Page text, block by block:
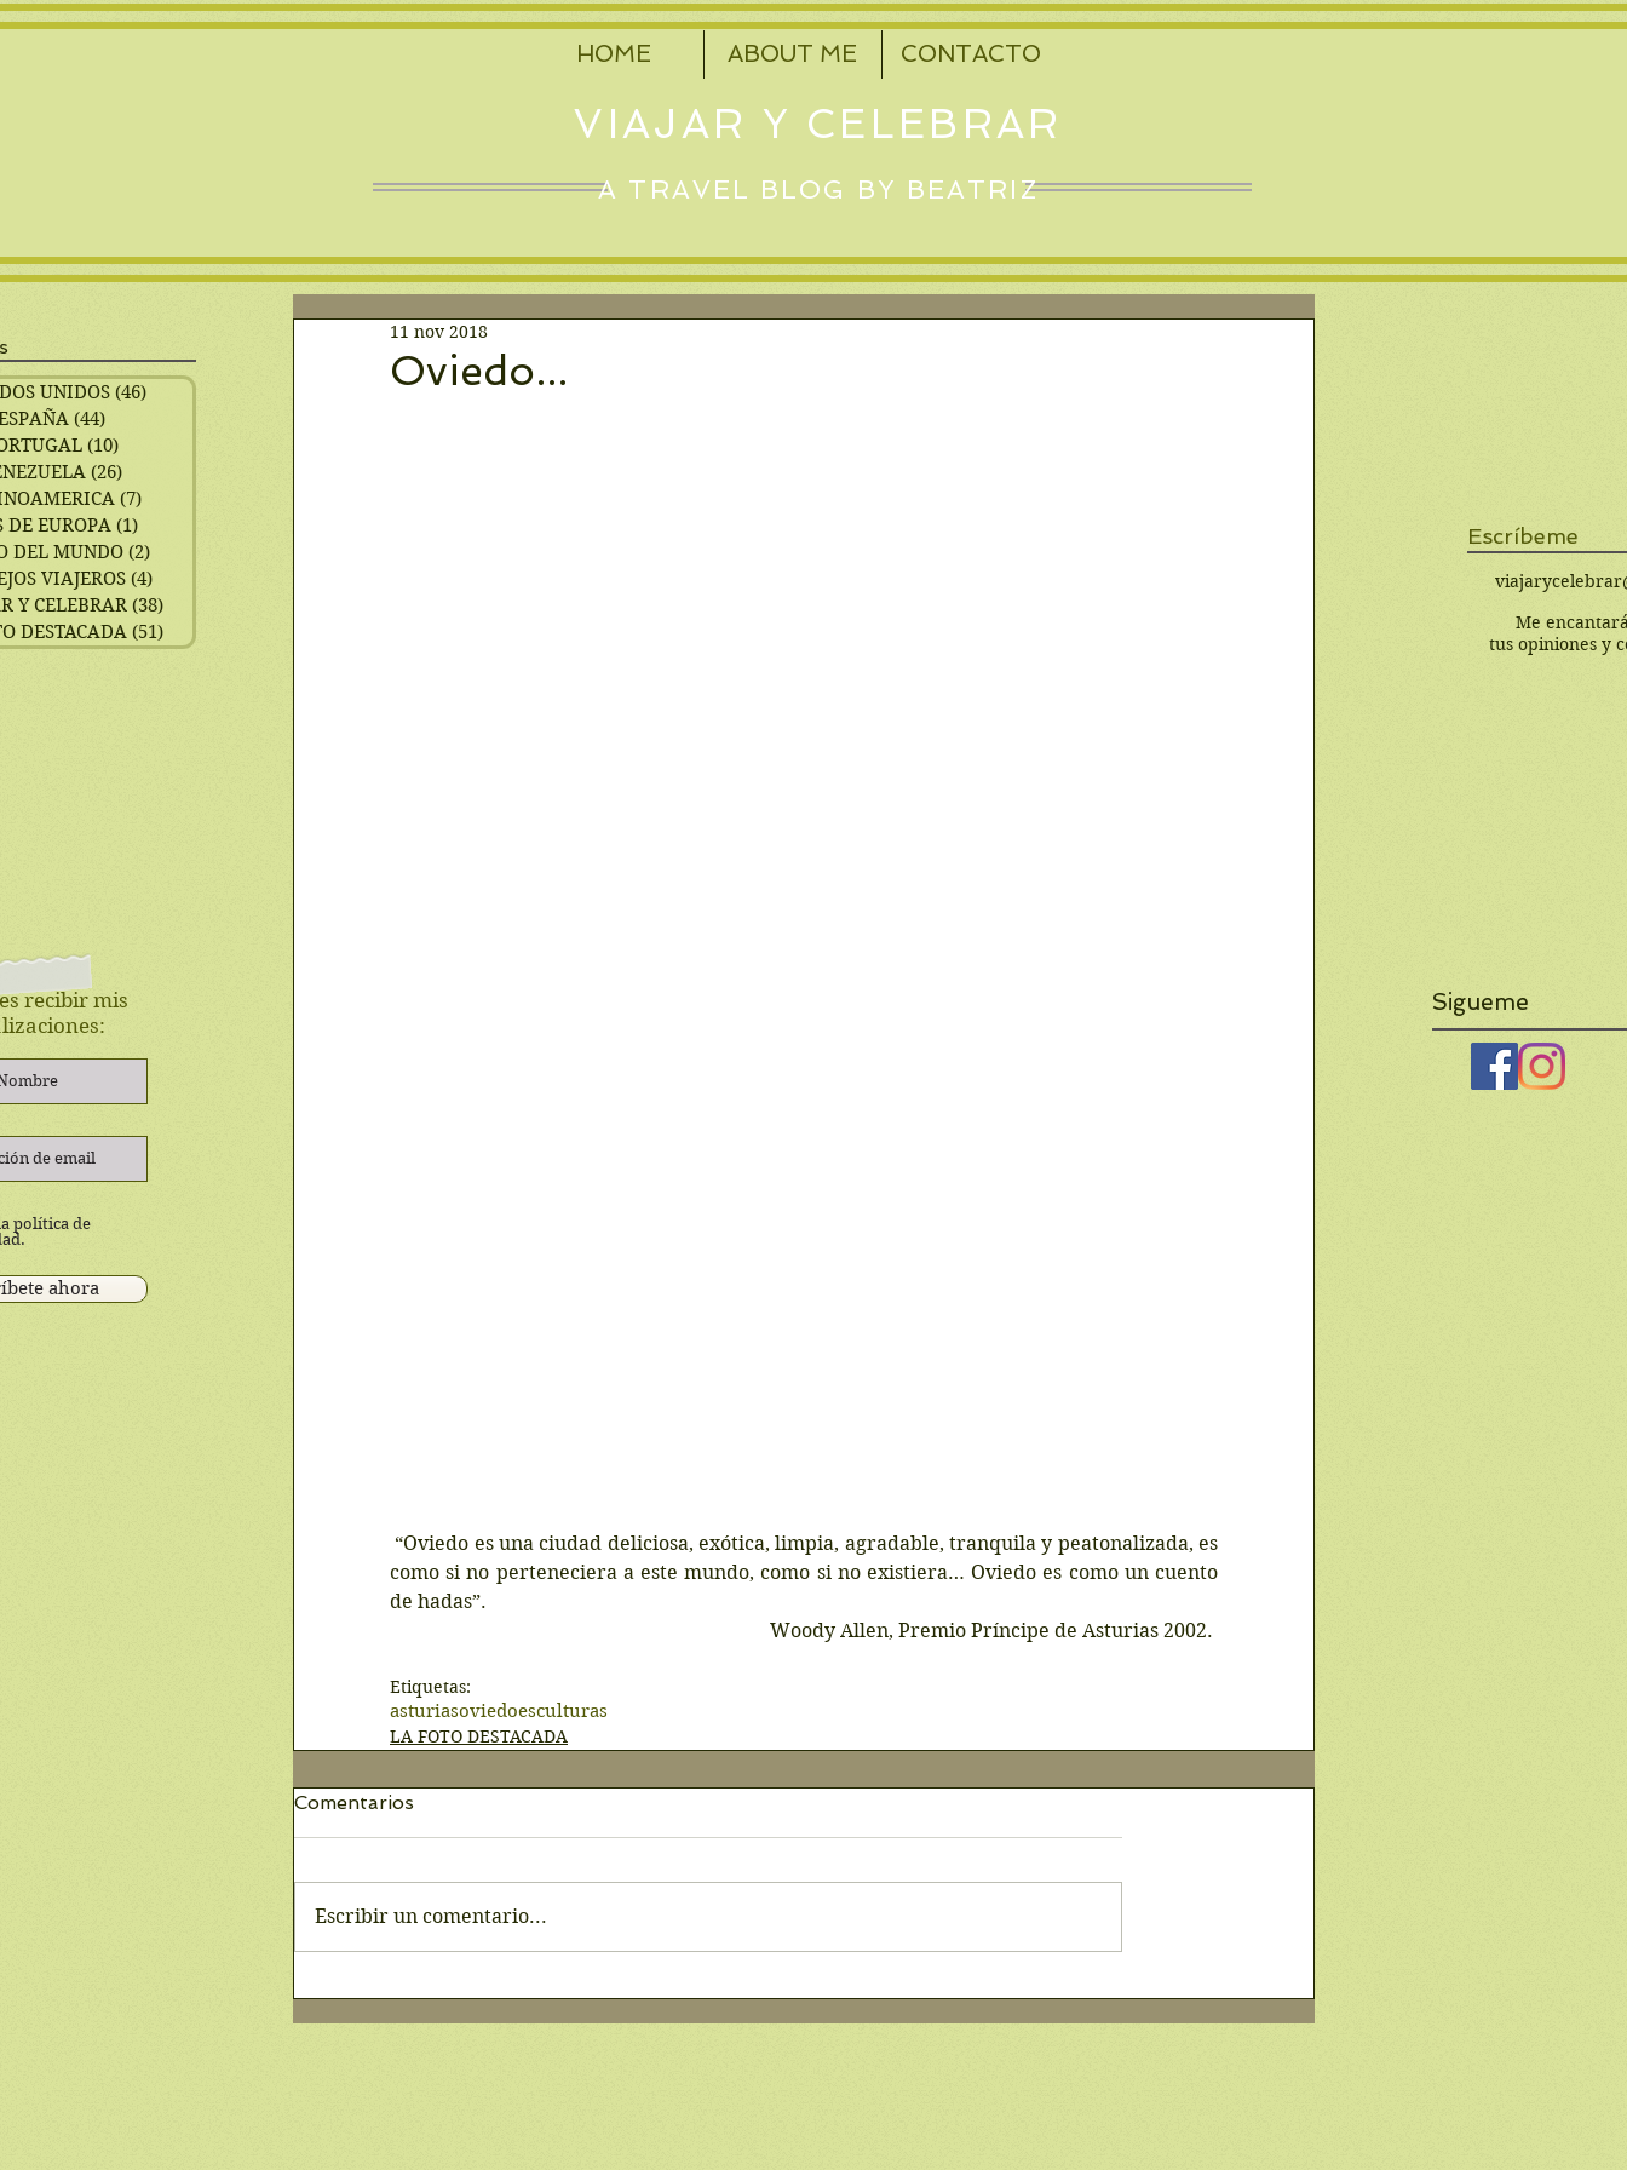
VIAJAR Y CELEBRAR
A TRAVEL BLOG BY BEATRIZ
HOME ABOUT ME CONTACTO
Oviedo...
11 nov 2018
como si no perteneciera a este mundo, como si no existiera… Oviedo es como un cuento
de hadas”.
Woody Allen, Premio Príncipe de Asturias 2002.
Etiquetas:
asturiasoviedoesculturas
LA FOTO DESTACADA
Comentarios
Escribir un comentario...
Escríbeme
Me
tus opiniones y
política de
ahora
recibir mis
UNIDOS (46) 46 entradas
(44)44 entradas
(10)10 entradas
(26)
(7)7 entradas
DE EUROPA (1)
DEL MUNDO (2)
VIAJEROS (4)
Y CELEBRAR (38)38 entradas
DESTACADA (51)
Sigueme